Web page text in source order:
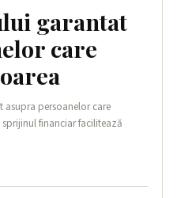
garantat
care
persoanelor care
financiar facilitează